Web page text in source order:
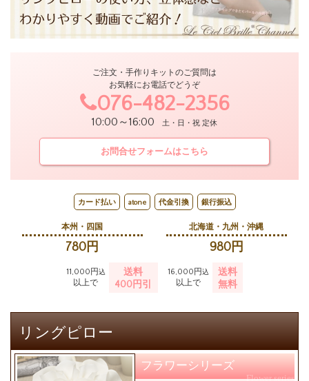
ご注文・手作りキットのご質問は
お気軽にお電話でどうぞ
076-482-2356
10:00～16:00 土・日・祝 定休
お問合せフォームはこちら
カード払い atone 代金引換 銀行振込
本州・四国
780円
北海道・九州・沖縄
980円
11,000円込
以上で
送料
400円引
16,000円込
以上で
送料
無料
リングピロー
フラワーシリーズ
Flower series